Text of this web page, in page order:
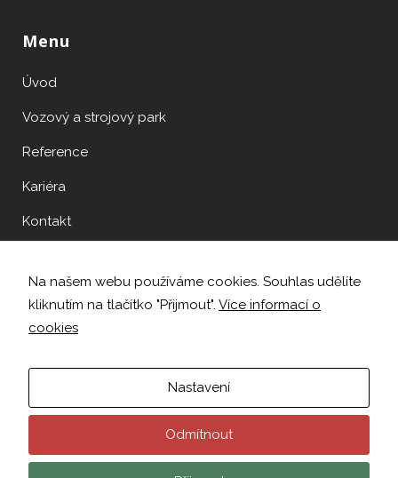
Menu
Úvod
Vozový a strojový park
Reference
Kariéra
Kontakt
Na našem webu používáme cookies. Souhlas udělíte
kliknutím na tlačítko "Přijmout". Více informací o
cookies
Nastavení
Odmítnout